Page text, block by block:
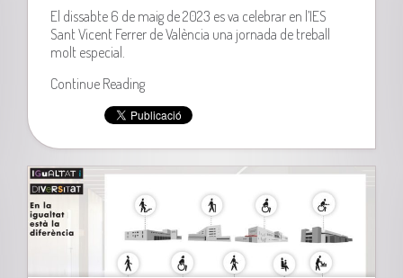
El dissabte 6 de maig de 2023 es va celebrar en l’IES
Sant Vicent Ferrer de València una jornada de treball
molt especial.
Continue Reading